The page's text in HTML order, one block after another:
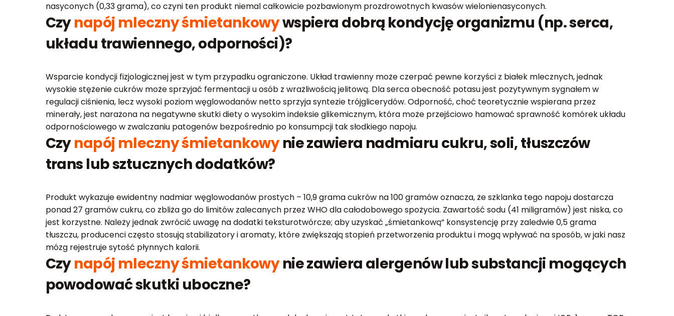
nasyconych (0,33 grama), co czyni ten produkt niemal całkowicie pozbawionym prozdrowotnych kwasów wielonienasyconych.
Czynapój mleczny śmietankowywspiera dobrą kondycję organizmu (np. serca,
układu trawiennego, odporności)?
Wsparcie kondycji fizjologicznej jest w tym przypadku ograniczone. Układ trawienny może czerpać pewne korzyści z białek mlecznych, jednak
wysokie stężenie cukrów może sprzyjać fermentacji u osób z wrażliwością jelitową. Dla serca obecność potasu jest pozytywnym sygnałem w
regulacji ciśnienia, lecz wysoki poziom węglowodanów netto sprzyja syntezie trójglicerydów. Odporność, choć teoretycznie wspierana przez
minerały, jest narażona na negatywne skutki diety o wysokim indeksie glikemicznym, która może przejściowo hamować sprawność komórek układu
odpornościowego w zwalczaniu patogenów bezpośrednio po konsumpcji tak słodkiego napoju.
Czynapój mleczny śmietankowynie zawiera nadmiaru cukru, soli, tłuszczów
trans lub sztucznych dodatków?
Produkt wykazuje ewidentny nadmiar węglowodanów prostych – 10,9 grama cukrów na 100 gramów oznacza, że szklanka tego napoju dostarcza
ponad 27 gramów cukru, co zbliża go do limitów zalecanych przez WHO dla całodobowego spożycia. Zawartość sodu (41 miligramów) jest niska, co
jest korzystne. Należy jednak zwrócić uwagę na dodatki teksturotwórcze; aby uzyskać „śmietankową” konsystencję przy zaledwie 0,5 grama
tłuszczu, producenci często stosują stabilizatory i aromaty, które zwiększają stopień przetworzenia produktu i mogą wpływać na sposób, w jaki nasz
mózg rejestruje sytość płynnych kalorii.
Czynapój mleczny śmietankowynie zawiera alergenów lub substancji mogących
powodować skutki uboczne?